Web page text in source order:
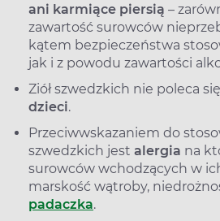
ani karmiące piersią –
zawartość surowców
kątem bezpieczeństwa
jak i z powodu zawartości
Ziół szwedzkich nie poleca
dzieci.
Przeciwwskazaniem do
szwedzkich jest alergia na
surowców wchodzących w
marskość wątroby,
padaczka.